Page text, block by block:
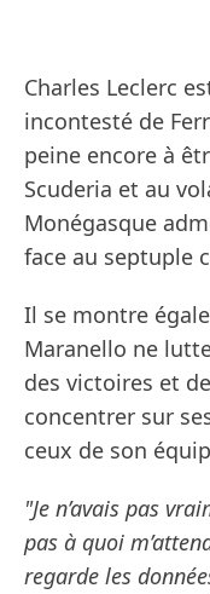
Charles Leclerc
incontesté de
peine encore à
Scuderia et au
Monégasque
face au septuple
Il se montre
Maranello ne
des victoires et
concentrer sur
ceux de son
"Je n’avais pas
pas à quoi
regarde les